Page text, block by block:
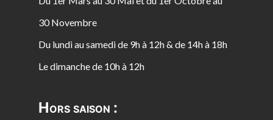
30 Novembre
Du lundi au samedi de 9h à 12h & de 14h à 18h
Le dimanche de 10h à 12h
Hors saison :